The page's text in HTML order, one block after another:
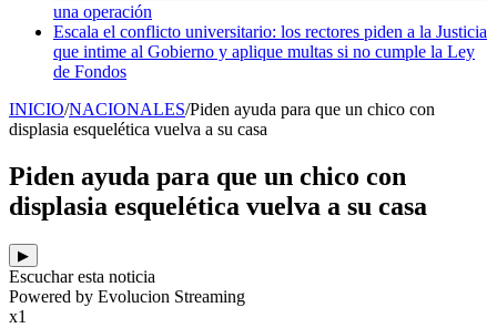
una operación
Escala el conflicto universitario: los rectores piden a la Justicia
que intime al Gobierno y aplique multas si no cumple la Ley
de Fondos
INICIO/NACIONALES/Piden ayuda para que un chico con
displasia esquelética vuelva a su casa
Piden ayuda para que un chico con
displasia esquelética vuelva a su casa
▶
Escuchar esta noticia
Powered by Evolucion Streaming
x1